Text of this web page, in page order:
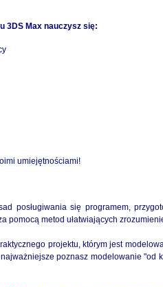
3DS Max nauczysz się:
umiejętnościami!
posługiwania się programem,
pomocą metod ułatwiających
projektu, którym jest
poznasz modelowanie "od